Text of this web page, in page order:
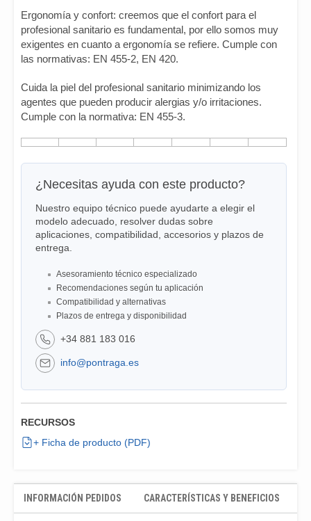
Ergonomía y confort: creemos que el confort para el
profesional sanitario es fundamental, por ello somos muy
exigentes en cuanto a ergonomía se refiere. Cumple con
las normativas: EN 455-2, EN 420.
Cuida la piel del profesional sanitario minimizando los
agentes que pueden producir alergias y/o irritaciones.
Cumple con la normativa: EN 455-3.
¿Necesitas ayuda con este producto?
Nuestro equipo técnico puede ayudarte a elegir el
modelo adecuado, resolver dudas sobre
aplicaciones, compatibilidad, accesorios y plazos de
entrega.
Asesoramiento técnico especializado
Recomendaciones según tu aplicación
Compatibilidad y alternativas
Plazos de entrega y disponibilidad
+34 881 183 016
info@pontraga.es
RECURSOS
+ Ficha de producto (PDF)
INFORMACIÓN PEDIDOS CARACTERÍSTICAS Y BENEFICIOS